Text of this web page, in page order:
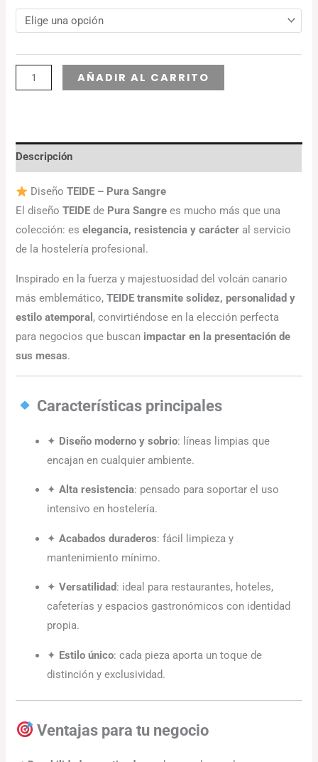
AÑADIR AL CARRITO
Descripción
DiseñoTEIDE – Pura Sangre
El diseñoTEIDE de Pura Sangre es mucho más que una
colección: eselegancia, resistencia y carácter al servicio
de la hostelería profesional.
Inspirado en la fuerza y majestuosidad del volcán canario
más emblemático,TEIDE transmite solidez, personalidad y
estilo atemporal , convirtiéndose en la elección perfecta
para negocios que buscan impactar en la presentación de
sus mesas.
Características principales
✦ Diseño moderno y sobrio: líneas limpias que
encajan en cualquier ambiente.
✦Alta resistencia: pensado para soportar el uso
intensivo en hostelería.
✦Acabados duraderos: fácil limpieza y
mantenimiento mínimo.
✦Versatilidad: ideal para restaurantes, hoteles,
cafeterías y espacios gastronómicos con identidad
propia.
✦ Estilo único: cada pieza aporta un toque de
distinción y exclusividad.
Ventajas para tu negocio